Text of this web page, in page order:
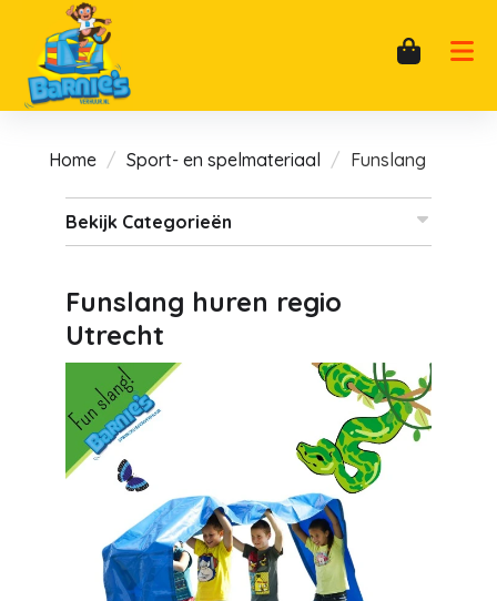
Home Sport- en spelmateriaal Funslang
Bekijk Categorieën
Funslang huren regio
Utrecht